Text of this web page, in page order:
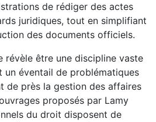
de rédiger des actes
juridiques, tout en simplifiant
des documents officiels.
révèle être une discipline vaste
un éventail de problématiques
de près la gestion des affaires
proposés par Lamy
du droit disposent de